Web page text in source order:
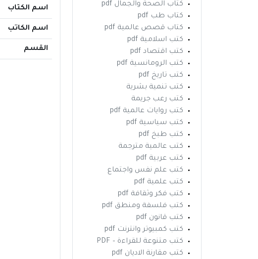
اسم الكتاب
اسم الكاتب
القسم
كتاب الصحة والجمال pdf
كتاب طب pdf
كتاب قصص عالمية pdf
كتب اسلامية pdf
كتب اقتصاد pdf
كتب الرومانسية pdf
كتب تاريخ pdf
كتب تنمية بشرية
كتب رعب جريمة
كتب روايات عالمية pdf
كتب سياسية pdf
كتب طبخ pdf
كتب عالمية مترجمة
كتب عربية pdf
كتب علم نفس واجتماع
كتب علمية pdf
كتب فكر وثقافة pdf
كتب فلسفة ومنطق pdf
كتب قانون pdf
كتب كمبيوتر وانترنت pdf
كتب متنوعة للقراءة – PDF
كتب مقارنة الاديان pdf